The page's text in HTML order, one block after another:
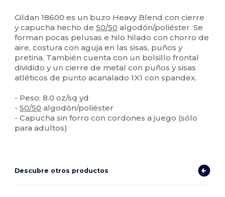
Gildan 18600 es un buzo Heavy Blend con cierre
y capucha hecho de50/50 algodón/poliéster. Se
forman pocas pelusas e hilo hilado con chorro de
aire, costura con aguja en las sisas, puños y
pretina. También cuenta con un bolsillo frontal
dividido y un cierre de metal con puños y sisas
atléticos de punto acanalado 1X1 con spandex.
- Peso: 8.0 oz/sq yd
-50/50 algodón/poliéster
- Capucha sin forro con cordones a juego (sólo
para adultos)
Descubre otros productos